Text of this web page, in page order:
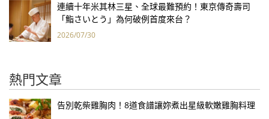
連續十年米其林三星、全球最難預約！東京傳奇壽司
「鮨さいとう」為何破例首度來台？
2026/07/30
熱門文章
告別乾柴雞胸肉！8道食譜讓妳煮出星級軟嫩雞胸料理